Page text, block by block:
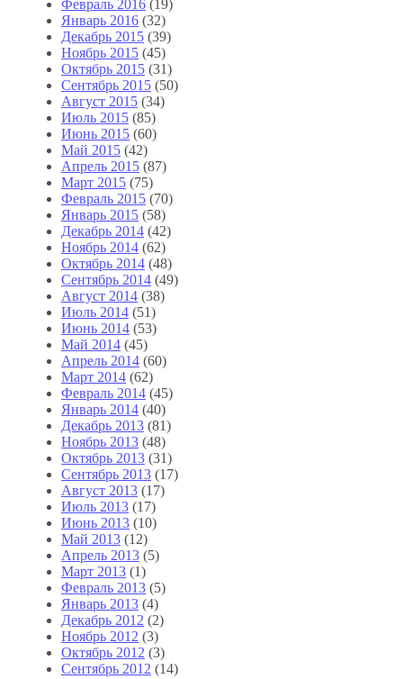
Февраль 2016 (19)
Январь 2016 (32)
Декабрь 2015 (39)
Ноябрь 2015 (45)
Октябрь 2015 (31)
Сентябрь 2015 (50)
Август 2015 (34)
Июль 2015 (85)
Июнь 2015 (60)
Май 2015 (42)
Апрель 2015 (87)
Март 2015 (75)
Февраль 2015 (70)
Январь 2015 (58)
Декабрь 2014 (42)
Ноябрь 2014 (62)
Октябрь 2014 (48)
Сентябрь 2014 (49)
Август 2014 (38)
Июль 2014 (51)
Июнь 2014 (53)
Май 2014 (45)
Апрель 2014 (60)
Март 2014 (62)
Февраль 2014 (45)
Январь 2014 (40)
Декабрь 2013 (81)
Ноябрь 2013 (48)
Октябрь 2013 (31)
Сентябрь 2013 (17)
Август 2013 (17)
Июль 2013 (17)
Июнь 2013 (10)
Май 2013 (12)
Апрель 2013 (5)
Март 2013 (1)
Февраль 2013 (5)
Январь 2013 (4)
Декабрь 2012 (2)
Ноябрь 2012 (3)
Октябрь 2012 (3)
Сентябрь 2012 (14)